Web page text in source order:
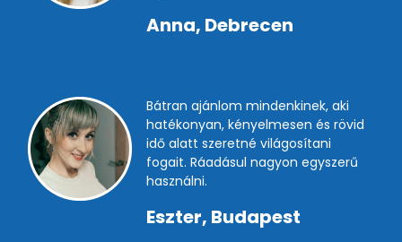
Anna, Debrecen
Bátran ajánlom mindenkinek, aki
hatékonyan, kényelmesen és rövid
idő alatt szeretné világosítani
fogait. Ráadásul nagyon egyszerű
használni.
Eszter, Budapest